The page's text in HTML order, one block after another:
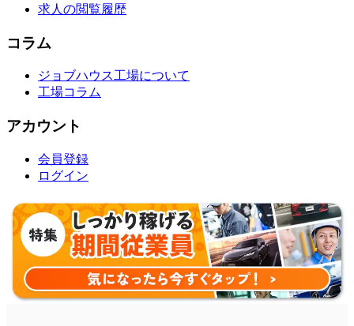
求人の閲覧履歴
コラム
ジョブハウス工場について
工場コラム
アカウント
会員登録
ログイン